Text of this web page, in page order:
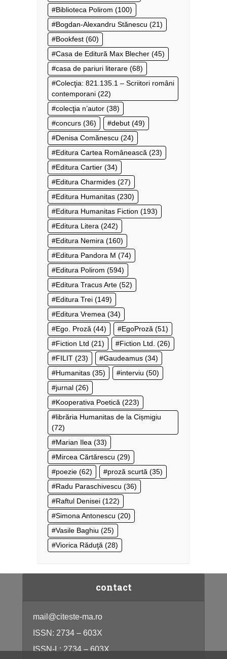
Biblioteca Polirom (100)
Bogdan-Alexandru Stănescu (21)
Bookfest (60)
Casa de Editură Max Blecher (45)
casa de pariuri literare (68)
Colecţia: 821.135.1 – Scriitori români
contemporani (22)
colecţia n’autor (38)
concurs (36) debut (49)
Denisa Comănescu (24)
Editura Cartea Românească (23)
Editura Cartier (34)
Editura Charmides (27)
Editura Humanitas (230)
Editura Humanitas Fiction (193)
Editura Litera (242)
Editura Nemira (160)
Editura Pandora M (74)
Editura Polirom (594)
Editura Tracus Arte (52)
Editura Trei (149)
Editura Vremea (34)
Ego. Proză (44) EgoProză (51)
Fiction Ltd (21) Fiction Ltd. (26)
FILIT (23) Gaudeamus (34)
Humanitas (35) interviu (50)
jurnal (26)
Kooperativa Poetică (223)
librăria Humanitas de la Cișmigiu
(72)
Marian Ilea (33)
Mircea Cărtărescu (29)
poezie (62) proză scurtă (35)
Radu Paraschivescu (36)
Raftul Denisei (122)
Simona Antonescu (20)
Vasile Baghiu (25)
Viorica Răduţă (28)
contact
mail@citeste-ma.ro
ISSN: 2734 – 603X
ISSN-L: 2734 – 603X